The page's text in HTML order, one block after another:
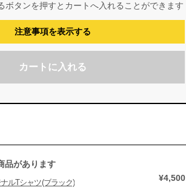
ボタンを押すとカートへ入れることができます
注意事項を表示する
カートに入れる
品があります
ルTシャツ(ブラック) ¥4,500